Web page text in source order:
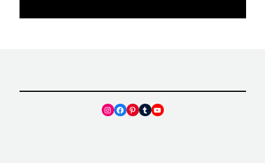
Instagram
Facebook
Pinterest
TumblrYouTube